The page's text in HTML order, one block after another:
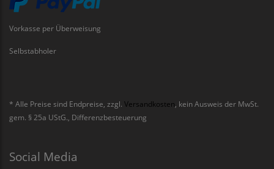
Vorkasse per Überweisung
Selbstabholer
* Alle Preise sind Endpreise, zzgl. Versandkosten, kein Ausweis der MwSt.
gem. § 25a UStG., Differenzbesteuerung
Social Media